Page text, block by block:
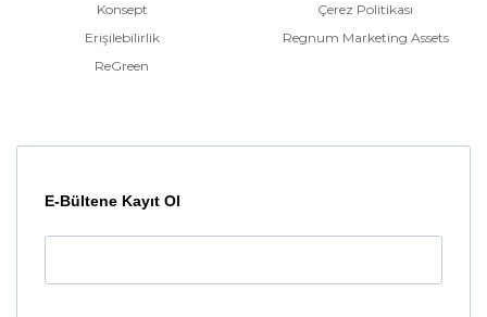
Konsept
Erişilebilirlik
ReGreen
Çerez Politikası
Regnum Marketing Assets
E-Bültene Kayıt Ol